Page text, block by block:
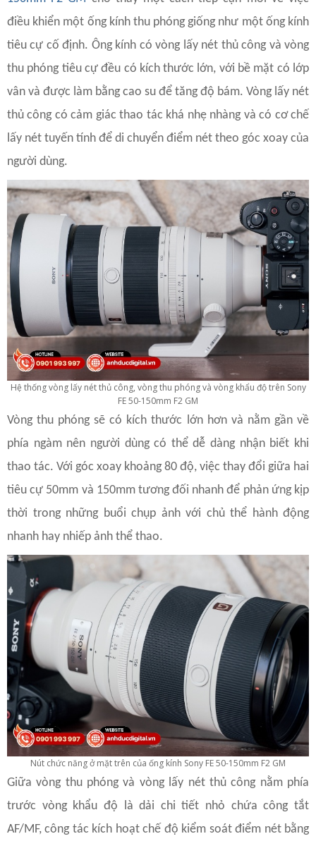
điều khiển một ống kính thu phóng giống như một ống kính
tiêu cự cố định. Ông kính có vòng lấy nét thủ công và vòng
thu phóng tiêu cự đều có kích thước lớn, với bề mặt có lớp
vân và được làm bằng cao su để tăng độ bám. Vòng lấy nét
thủ công có cảm giác thao tác khá nhẹ nhàng và có cơ chế
lấy nét tuyến tính để di chuyển điểm nét theo góc xoay của
người dùng.
Hệ thống vòng lấy nét thủ công, vòng thu phóng và vòng khẩu độ trên Sony
FE 50-150mm F2 GM
Vòng thu phóng sẽ có kích thước lớn hơn và nằm gần về
phía ngàm nên người dùng có thể dễ dàng nhận biết khi
thao tác. Với góc xoay khoảng 80 độ, việc thay đổi giữa hai
tiêu cự 50mm và 150mm tương đối nhanh để phản ứng kịp
thời trong những buổi chụp ảnh với chủ thể hành động
nhanh hay nhiếp ảnh thể thao.
Nút chức năng ở mặt trên của ống kính Sony FE 50-150mm F2 GM
Giữa vòng thu phóng và vòng lấy nét thủ công nằm phía
trước vòng khẩu độ là dải chi tiết nhỏ chứa công tắt
AF/MF, công tác kích hoạt chế độ kiểm soát điểm nét bằng